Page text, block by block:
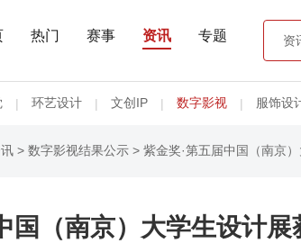
热门 赛事 资讯 专题 资
| 环艺设计 | 文创IP | 数字影视 | 服饰设
> 数字影视结果公示 > 紫金奖·第五届中国（南京
国（南京）大学生设计展